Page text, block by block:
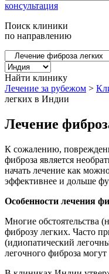
консультация
Поиск клиники
по направлению
Найти клинику
Лечение за рубежом >
легких в Индии
Лечение
К сожалению,
фиброза является
начать лечение как
эффективнее и дольше
Особенности лечения
Многие обстоятельства
фиброзу легких. Часто
(идиопатический
легочного фиброза могут